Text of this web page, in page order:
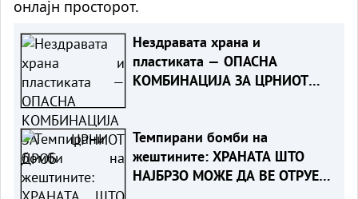
онлајн просторот.
Нездравата храна и
пластиката — ОПАСНА
КОМБИНАЦИЈА ЗА ЦРНИОТ
Темпирани бомби на
жештините: ХРАНАТА ШТО
НАЈБРЗО МОЖЕ ДА ВЕ ОТРУЕ